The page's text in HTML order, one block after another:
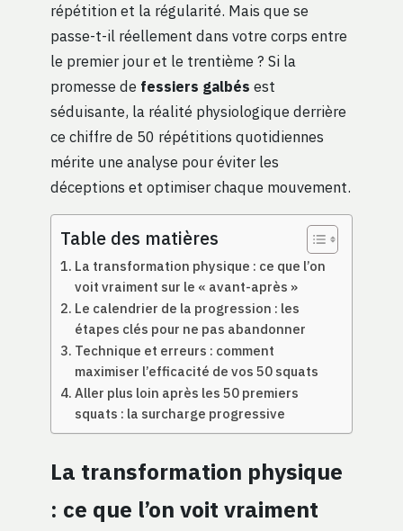
répétition et la régularité. Mais que se
passe-t-il réellement dans votre corps entre
le premier jour et le trentième ? Si la
promesse de fessiers galbés est
séduisante, la réalité physiologique derrière
ce chiffre de 50 répétitions quotidiennes
mérite une analyse pour éviter les
déceptions et optimiser chaque mouvement.
Table des matières
La transformation physique : ce que l’on
voit vraiment sur le « avant-après »
Le calendrier de la progression : les
étapes clés pour ne pas abandonner
Technique et erreurs : comment
maximiser l’efficacité de vos 50 squats
Aller plus loin après les 50 premiers
squats : la surcharge progressive
La transformation physique
: ce que l’on voit vraiment